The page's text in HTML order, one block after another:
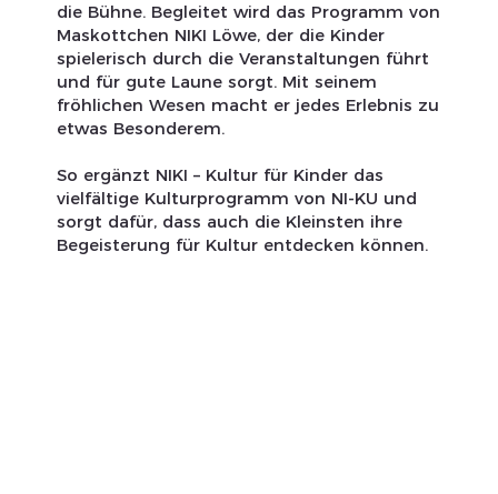
die Bühne. Begleitet wird das Programm von
Maskottchen NIKI Löwe, der die Kinder
spielerisch durch die Veranstaltungen führt
und für gute Laune sorgt. Mit seinem
fröhlichen Wesen macht er jedes Erlebnis zu
etwas Besonderem.
So ergänzt NIKI – Kultur für Kinder das
vielfältige Kulturprogramm von NI-KU und
sorgt dafür, dass auch die Kleinsten ihre
Begeisterung für Kultur entdecken können.